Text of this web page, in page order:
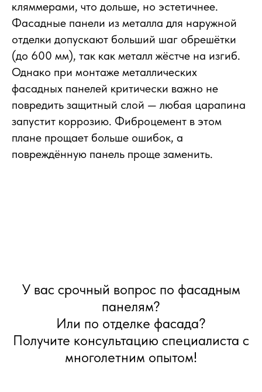
кляммерами, что дольше, но эстетичнее.
Фасадные панели из металла для наружной
отделки допускают больший шаг обрешётки
(до 600 мм), так как металл жёстче на изгиб.
Однако при монтаже металлических
фасадных панелей критически важно не
повредить защитный слой — любая царапина
запустит коррозию. Фиброцемент в этом
плане прощает больше ошибок, а
повреждённую панель проще заменить.
У вас срочный вопрос по фасадным
панелям?
Или по отделке фасада?
Получите консультацию специалиста с
многолетним опытом!